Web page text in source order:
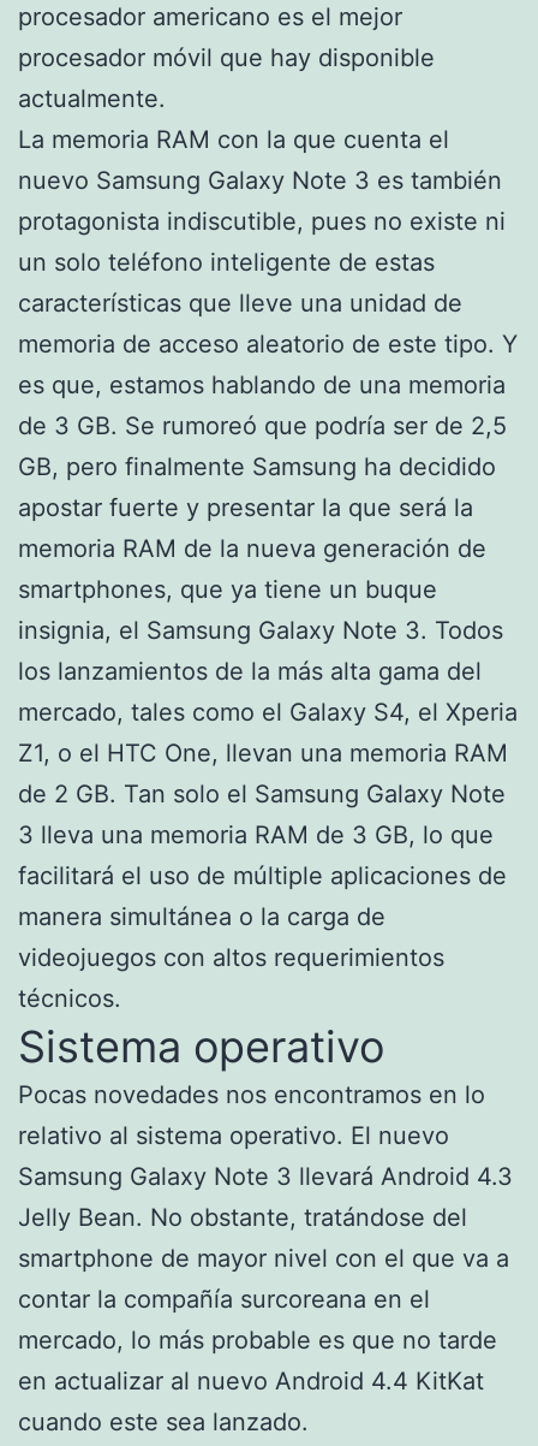
procesador americano es el mejor
procesador móvil que hay disponible
actualmente.
La memoria RAM con la que cuenta el
nuevo Samsung Galaxy Note 3 es también
protagonista indiscutible, pues no existe ni
un solo teléfono inteligente de estas
características que lleve una unidad de
memoria de acceso aleatorio de este tipo. Y
es que, estamos hablando de una memoria
de 3 GB. Se rumoreó que podría ser de 2,5
GB, pero finalmente Samsung ha decidido
apostar fuerte y presentar la que será la
memoria RAM de la nueva generación de
smartphones, que ya tiene un buque
insignia, el Samsung Galaxy Note 3. Todos
los lanzamientos de la más alta gama del
mercado, tales como el Galaxy S4, el Xperia
Z1, o el HTC One, llevan una memoria RAM
de 2 GB. Tan solo el Samsung Galaxy Note
3 lleva una memoria RAM de 3 GB, lo que
facilitará el uso de múltiple aplicaciones de
manera simultánea o la carga de
videojuegos con altos requerimientos
técnicos.
Sistema operativo
Pocas novedades nos encontramos en lo
relativo al sistema operativo. El nuevo
Samsung Galaxy Note 3 llevará Android 4.3
Jelly Bean. No obstante, tratándose del
smartphone de mayor nivel con el que va a
contar la compañía surcoreana en el
mercado, lo más probable es que no tarde
en actualizar al nuevo Android 4.4 KitKat
cuando este sea lanzado.